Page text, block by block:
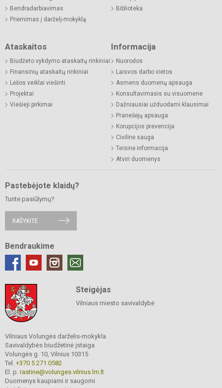
Bendradarbiavimas
Priėmimas į darželį-mokyklą
Biblioteka
Ataskaitos
Biudžeto vykdymo ataskaitų rinkiniai
Finansinių ataskaitų rinkiniai
Lėšos veiklai viešinti
Projektai
Viešieji pirkimai
Informacija
Nuorodos
Laisvos darbo vietos
Asmens duomenų apsauga
Konsultavimasis su visuomene
Dažniausiai užduodami klausimai
Pranešėjų apsauga
Korupcijos prevencija
Civilinė sauga
Teisinė informacija
Atviri duomenys
Pastebėjote klaidų?
Turite pasiūlymų?
RAŠYKITE
Bendraukime
Steigėjas
Vilniaus miesto savivaldybė
Vilniaus Volungės darželis-mokykla
Savivaldybės biudžetinė įstaiga
Volungės g. 10, Vilnius 10315
Tel. +370 5 271 0582
El. p. rastine@volunges.vilnius.lm.lt
Duomenys kaupiami ir saugomi